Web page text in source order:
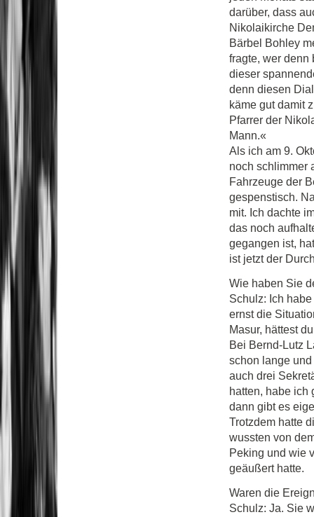
darüber, dass
Nikolaikirche
Bärbel Bohley
fragte, wer denn
dieser
denn diesen
käme gut damit
Pfarrer der
Mann.«
Als ich am 9.
noch schlimmer
Fahrzeuge der
gespenstisch.
mit. Ich dachte
das noch
gegangen ist,
ist jetzt der
Wie haben Sie
Schulz: Ich
ernst die
Masur, hättest
Bei Bernd-Lutz
schon lange
auch drei
hatten, habe ich
dann gibt es
Trotzdem hatte
wussten von
Peking und wie
geäußert hatte.
Waren die
Schulz: Ja. Sie